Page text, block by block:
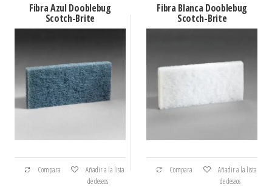
Fibra Azul Dooblebug
Scotch-Brite
Compara
Añadir a la lista
de deseos
Fibra Blanca Dooblebug
Scotch-Brite
Compara
Añadir a la lista
de deseos